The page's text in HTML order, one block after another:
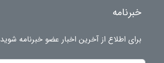
خبرنامه
برای اطلاع از آخرین اخبار عضو خبرنامه شوید